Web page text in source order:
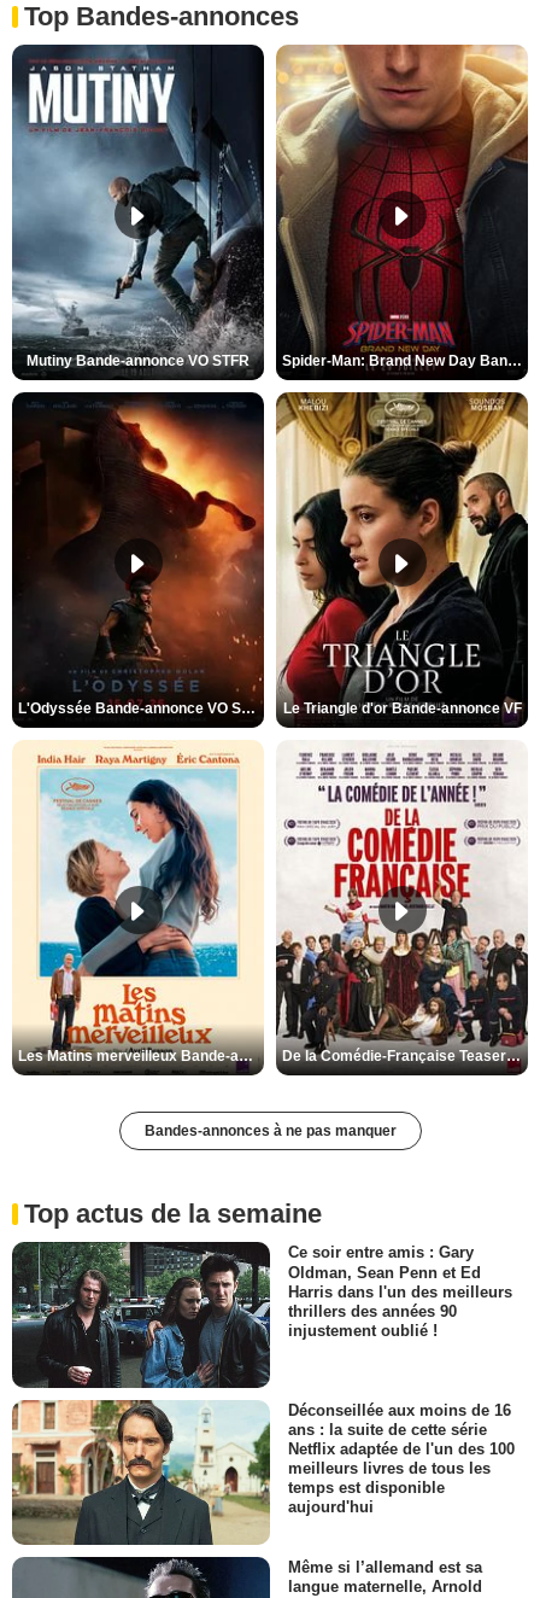
Top Bandes-annonces
Mutiny Bande-annonce VO STFR Spider-Man: Brand New Day Bande-annonce VO STFR
L'Odyssée Bande-annonce VO STFR Le Triangle d'or Bande-annonce VF
Les Matins merveilleux Bande-annonce VF De la Comédie-Française Teaser VF
Bandes-annonces à ne pas manquer
Top actus de la semaine
Ce soir entre amis : Gary
Oldman, Sean Penn et Ed
Harris dans l'un des meilleurs
thrillers des années 90
injustement oublié !
Déconseillée aux moins de 16
ans : la suite de cette série
Netflix adaptée de l'un des 100
meilleurs livres de tous les
temps est disponible
aujourd'hui
Même si l’allemand est sa
langue maternelle, Arnold